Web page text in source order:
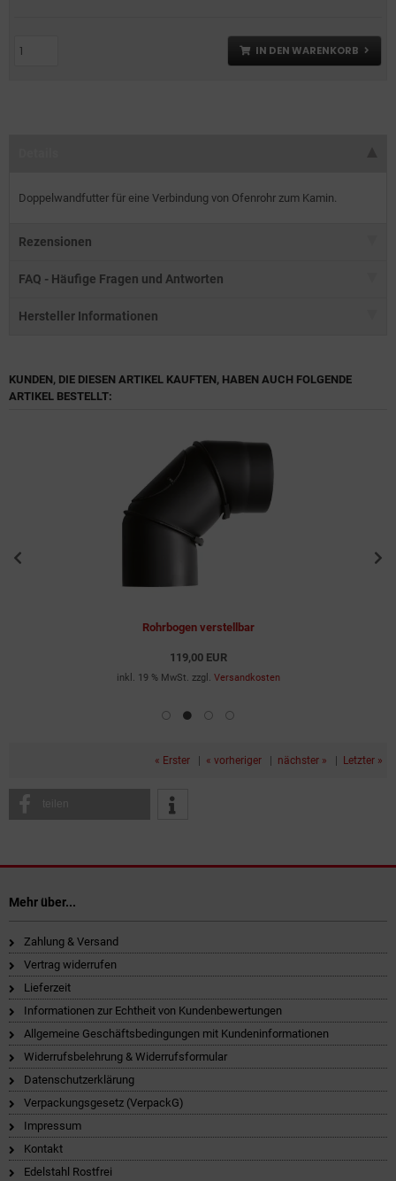
IN DEN WARENKORB
Doppelwandfutter für eine Verbindung von Ofenrohr zum Kamin.
Rezensionen
FAQ - Häufige Fragen und Antworten
Hersteller Informationen
KUNDEN, DIE DIESEN ARTIKEL KAUFTEN, HABEN AUCH FOLGENDE
ARTIKEL BESTELLT:
Rohrbogen verstellbar
119,00 EUR
inkl. 19 % MwSt. zzgl. Versandkosten
« Erster | « vorheriger | nächster » | Letzter »
teilen
Mehr über...
Zahlung & Versand
Vertrag widerrufen
Lieferzeit
Informationen zur Echtheit von Kundenbewertungen
Allgemeine Geschäftsbedingungen mit Kundeninformationen
Widerrufsbelehrung & Widerrufsformular
Datenschutzerklärung
Verpackungsgesetz (VerpackG)
Impressum
Kontakt
Edelstahl Rostfrei